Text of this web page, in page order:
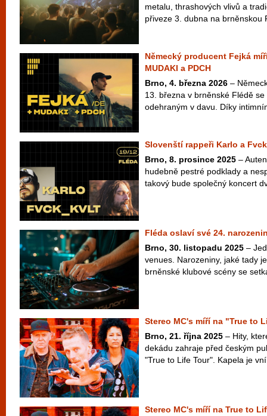
metalu, thrashových vlivů a
přiveze 3. dubna na brněnskou
Německý producent Fejká
MUDAKI a PDCH
Brno, 4. března 2026 –
13. března v brněnské Flédě
odehraným v davu. Díky
Slovenští rappeři Karlo a
Brno, 8. prosince 2025 –
hudebně pestré podklady a
takový bude společný koncert
Fléda oslaví své 24.
Brno, 30. listopadu 2025 –
venues. Narozeniny, jaké tady
brněnské klubové scény se
Stereo MC's míří na "True to
Brno, 21. října 2025 – Hity,
dekádu zahraje před českým
"True to Life Tour". Kapela je
Stereo MC's míří na True to